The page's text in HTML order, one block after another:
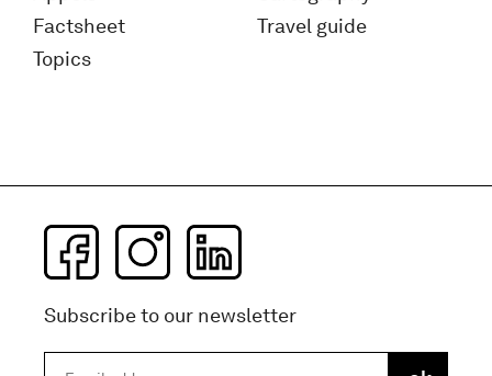
Factsheet
Topics
Travel guide
Subscribe to our newsletter